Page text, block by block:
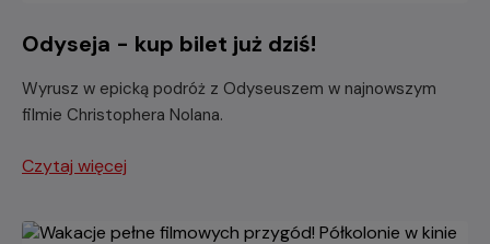
Odyseja - kup bilet już dziś!
Wyrusz w epicką podróż z Odyseuszem w najnowszym
filmie Christophera Nolana.
Czytaj więcej